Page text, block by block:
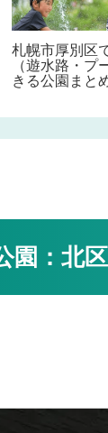
札幌市厚別区
（遊水路・プ
きる公園まと
園：北区